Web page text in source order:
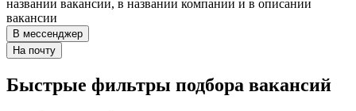
названии вакансии, в названии компании и в описании
вакансии
В мессенджер
На почту
Быстрые фильтры подбора вакансий